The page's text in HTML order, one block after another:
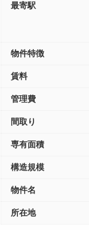
最寄駅
物件特徴
賃料
管理費
間取り
専有面積
構造規模
物件名
所在地